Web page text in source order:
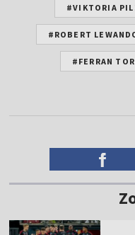
#VIKTORIA
#ROBERT
#FERRAN